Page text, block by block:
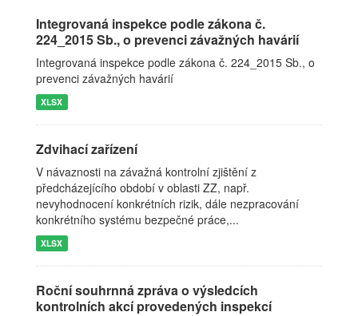
Integrovaná inspekce podle zákona č.
224_2015 Sb., o prevenci závažných havárií
Integrovaná inspekce podle zákona č. 224_2015 Sb., o
prevenci závažných havárií
XLSX
Zdvihací zařízení
V návaznosti na závažná kontrolní zjištění z
předcházejícího období v oblasti ZZ, např.
nevyhodnocení konkrétních rizik, dále nezpracování
konkrétního systému bezpečné práce,...
XLSX
Roční souhrnná zpráva o výsledcích
kontrolních akcí provedených inspekcí